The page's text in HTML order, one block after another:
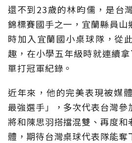
還不到23歲的林昀儒，是台
錦標賽國手之一，宜蘭縣員山
時加入宜蘭國小桌球隊，從
趣，在小學五年級時就連續
單打冠軍紀錄。
近年來，他的完美表現被媒
最強選手」，多次代表台灣
將和陳思羽搭擋混雙、再度和
體，期待台灣桌球代表隊能奪